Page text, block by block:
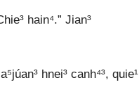
hain⁴.” Jian³
hnei³ canh⁴³, quie¹